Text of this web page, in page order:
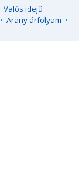
Valós idejű
• Arany árfolyam •